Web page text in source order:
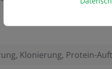
Klonierung, Protein-